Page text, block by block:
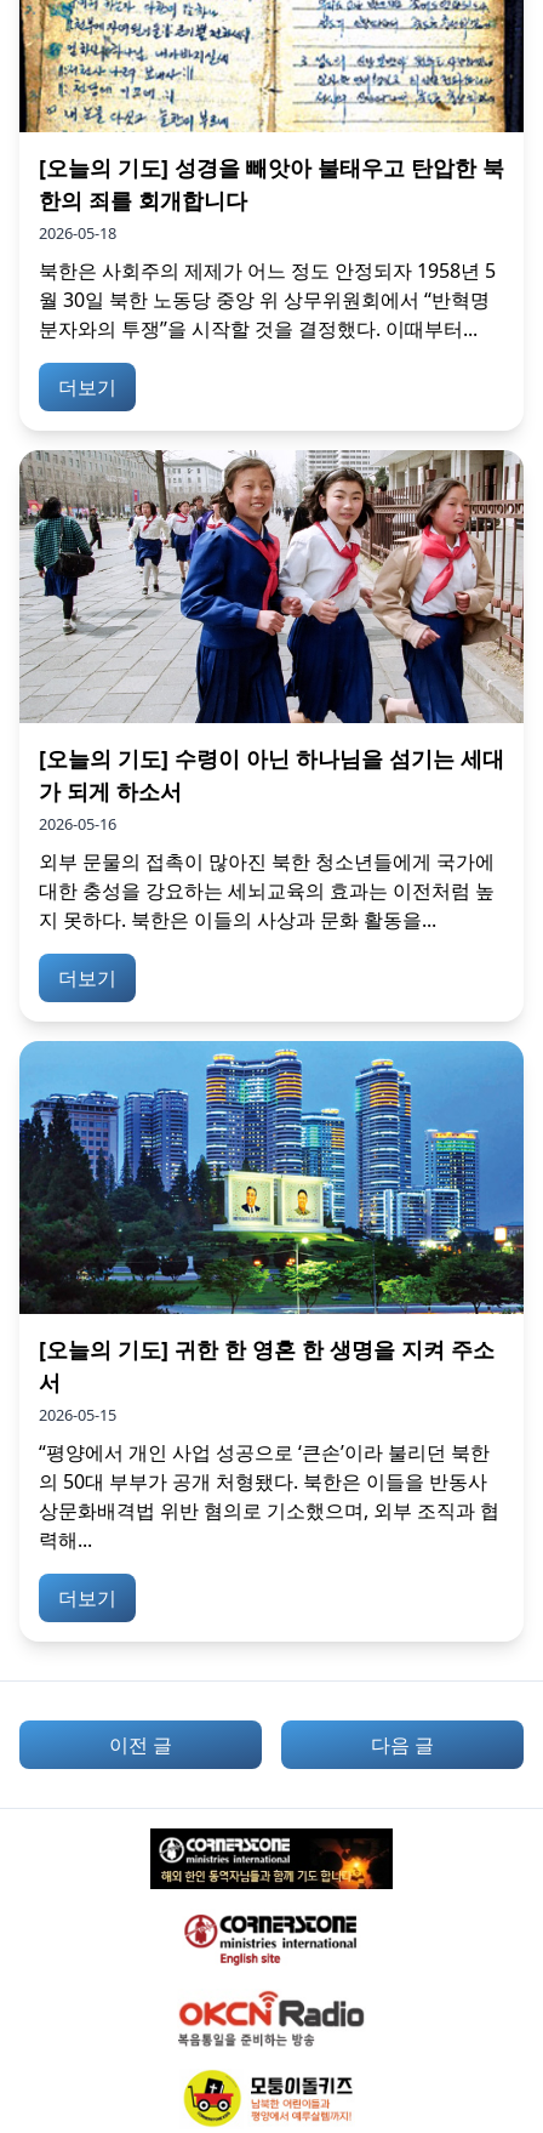
[오늘의 기도] 성경을 빼앗아 불태우고 탄압한 북
한의 죄를 회개합니다
2026-05-18
북한은 사회주의 제제가 어느 정도 안정되자 1958년 5
월 30일 북한 노동당 중앙 위 상무위원회에서 ‘‘반혁명
분자와의 투쟁’’을 시작할 것을 결정했다. 이때부터...
더보기
[오늘의 기도] 수령이 아닌 하나님을 섬기는 세대
가 되게 하소서
2026-05-16
외부 문물의 접촉이 많아진 북한 청소년들에게 국가에
대한 충성을 강요하는 세뇌교육의 효과는 이전처럼 높
지 못하다. 북한은 이들의 사상과 문화 활동을...
더보기
[오늘의 기도] 귀한 한 영혼 한 생명을 지켜 주소
서
2026-05-15
“평양에서 개인 사업 성공으로 ‘큰손’이라 불리던 북한
의 50대 부부가 공개 처형됐다. 북한은 이들을 반동사
상문화배격법 위반 혐의로 기소했으며, 외부 조직과 협
력해...
더보기
이전 글 다음 글